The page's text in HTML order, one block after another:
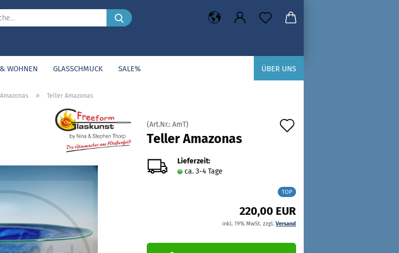
Suche...
WOHNEN GLASSCHMUCK SALE% ÜBER UNS
Amazonas » Teller Amazonas
(Art.Nr.: AmT)
Teller Amazonas
Lieferzeit:
ca. 3-4 Tage
TOP
220,00 EUR
inkl. 19% MwSt. zzgl. Versand